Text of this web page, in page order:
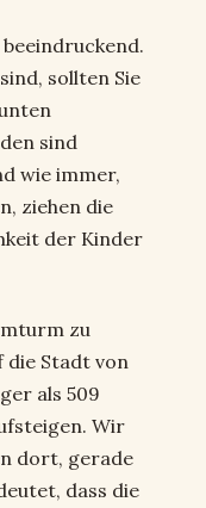
sollten Sie
sind
wie immer,
ziehen die
der Kinder
zu
die Stadt von
als 509
Wir
dort, gerade
dass die